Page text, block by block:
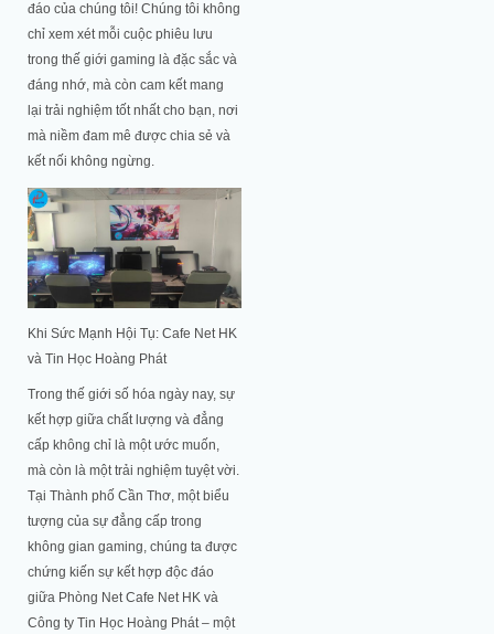
đáo của chúng tôi! Chúng tôi không
chỉ xem xét mỗi cuộc phiêu lưu
trong thế giới gaming là đặc sắc và
đáng nhớ, mà còn cam kết mang
lại trải nghiệm tốt nhất cho bạn, nơi
mà niềm đam mê được chia sẻ và
kết nối không ngừng.
Khi Sức Mạnh Hội Tụ: Cafe Net HK
và Tin Học Hoàng Phát
Trong thế giới số hóa ngày nay, sự
kết hợp giữa chất lượng và đẳng
cấp không chỉ là một ước muốn,
mà còn là một trải nghiệm tuyệt vời.
Tại Thành phố Cần Thơ, một biểu
tượng của sự đẳng cấp trong
không gian gaming, chúng ta được
chứng kiến sự kết hợp độc đáo
giữa Phòng Net Cafe Net HK và
Công ty Tin Học Hoàng Phát – một